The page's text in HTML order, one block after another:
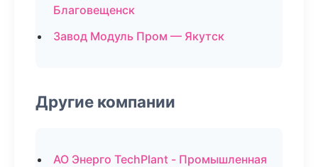
Благовещенск
Завод Модуль Пром — Якутск
Другие компании
АО Энерго TechPlant - Промышленная